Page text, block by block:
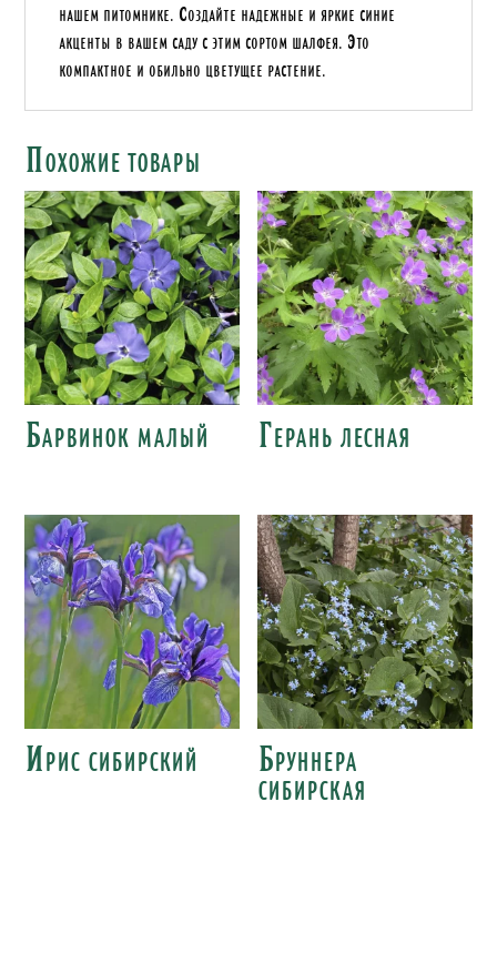
нашем питомнике. Создайте надежные и яркие синие
акценты в вашем саду с этим сортом шалфея. Это
компактное и обильно цветущее растение.
Похожие товары
Барвинок малый Герань лесная
Ирис сибирский Бруннера
сибирская